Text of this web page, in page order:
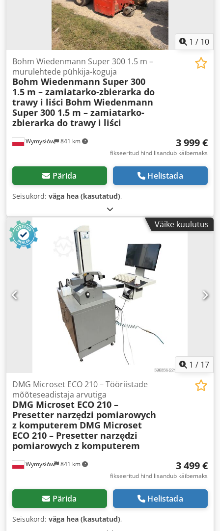
1 / 10
Wymysłów 841 km
Bohm Wiedenmann Super 300 1.5 m –
murulehtede pühkija-koguja
Bohm Wiedenmann Super 300
1.5 m – zamiatarko-zbierarka do
trawy i liści Bohm Wiedenmann
Super 300 1.5 m – zamiatarko-
zbierarka do trawy i liści
3 999 €
fikseeritud hind lisandub käibemaks
Pärida Helistada
Seisukord: väga hea (kasutatud),
Väike kuulutus
1 / 17
Wymysłów 841 km
DMG Microset ECO 210 – Tööriistade
mõõteseadistaja arvutiga
DMG Microset ECO 210 –
Presetter narzędzi pomiarowych
z komputerem DMG Microset
ECO 210 – Presetter narzędzi
pomiarowych z komputerem
3 499 €
fikseeritud hind lisandub käibemaks
Pärida Helistada
Seisukord: väga hea (kasutatud),